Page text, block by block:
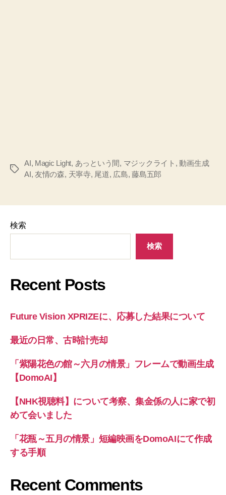
タ
AI, Magic Light, あっという間, マジックライト ,動画生成
AI, 友情の森, 天寧寺, 尾道, 広島,藤島五郎
検索
検索
Recent Posts
Future Vision XPRIZEに、応募した結果について
最近の日常、古時計売却
「紫陽花色の館～六月の情景」フレームで動画生成
【DomoAI】
【NHK視聴料】について考察、集金係の人に家で初
めて会いました
「花瓶～五月の情景」短編映画をDomoAIにて作成
する手順
Recent Comments